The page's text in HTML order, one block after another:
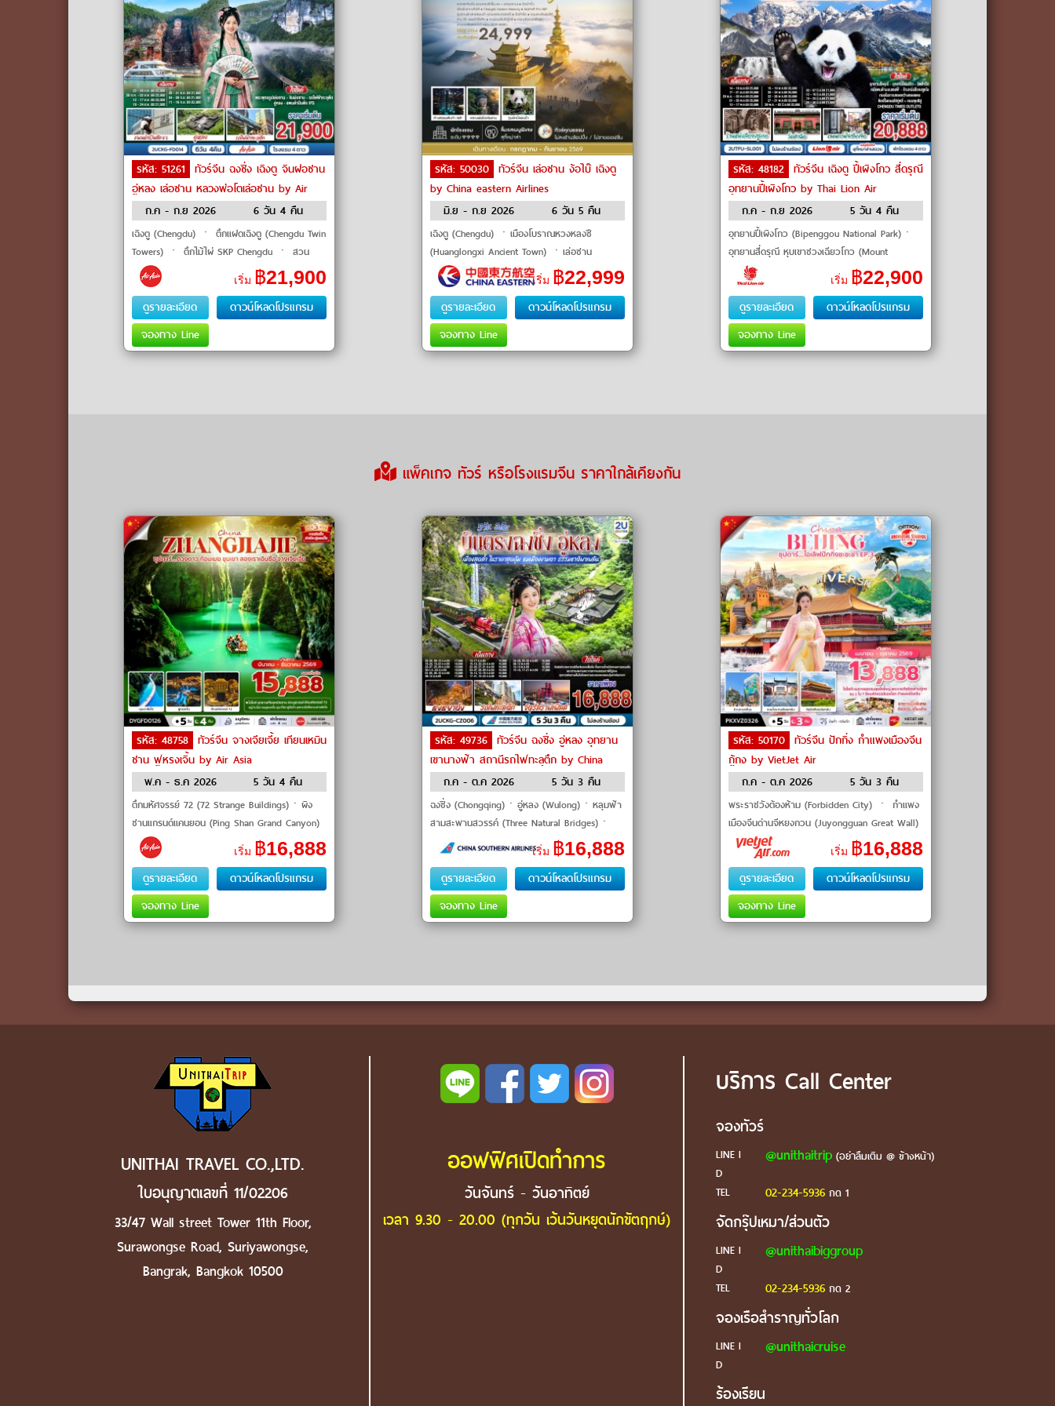
รหัส: 51261 ทัวร์จีน ฉงชิ่ง เฉิงตู จินฝอซาน
อู่หลง เล่อซาน หลวงพ่อโตเล่อซาน by Air
Asiaก.ค - ก.ย 2026 6 วัน 4 คืน
เฉิงตู (Chengdu) ㆍ ตึกแฝดเฉิงตู (Chengdu Twin
Towers) ㆍ ตึกไม้ไผ่ SKP Chengdu ㆍ สวน
MANHUA (Manhua Manor) ㆍ วัดต้าสือ (Daci
Temple) ㆍ ถนนคนเดินชุนชีลู่ (Chunxi Road) ㆍ
ตึ�
เริ่ม ฿21,900
ดูรายละเอียด
ดาวน์โหลดโปรแกรม
จองทาง Line
รหัส: 50030 ทัวร์จีน เล่อซาน ง้อไบ๊ เฉิงตู
by China eastern Airlines
มิ.ย - ก.ย 2026
6 วัน 5 คืน
เฉิงตู (Chengdu) ㆍเมืองโบราณหวงหลงซี
(Huanglongxi Ancient Town) ㆍเล่อซาน
(Leshan) ㆍหลวงพ่อโตเล่อซาน (Leshan Giant
Buddha) ㆍง้อไบ๊ (Emeishan) ㆍยอดเขาจินติ่ง (J
เริ่ม ฿22,999
ดูรายละเอียด
ดาวน์โหลดโปรแกรม
จองทาง Line
รหัส: 48182 ทัวร์จีน เฉิงตู ปี้เผิงโกว สี่ดรุณี
อุทยานปี้เผิงโกว by Thai Lion Air
ก.ค - ก.ย 2026
5 วัน 4 คืน
อุทยานปี้เผิงโกว (Bipenggou National Park)ㆍ
อุทยานสี่ดรุณี หุบเขาซวงเฉียวโกว (Mount
Siguniang – Shuangqiaogou)ㆍศูนย์อนุรักษ์หมี
แพนด้า (Chengdu Panda Base)ㆍ
เริ่ม ฿22,900
ดูรายละเอียด
ดาวน์โหลดโปรแกรม
จองทาง Line
แพ็คเกจ ทัวร์ หรือโรงแรมจีน ราคาใกล้เคียงกัน
รหัส: 48758 ทัวร์จีน จางเจียเจี้ย เทียนเหมิน
ชาน ฟูหรงเจิ้น by Air Asia
พ.ค - ธ.ค 2026
5 วัน 4 คืน
ตึกมหัศจรรย์ 72 (72 Strange Buildings)ㆍผิง
ซานแกรนด์แคนยอน (Ping Shan Grand Canyon)
ㆍหมู่บ้านโบราณฟูหรงเจิ้น (Furong Ancient
Town)ㆍยอดเขาเทียนเหมินชาน (
เริ่ม ฿16,888
ดูรายละเอียด
ดาวน์โหลดโปรแกรม
จองทาง Line
รหัส: 49736 ทัวร์จีน ฉงชิ่ง อู่หลง อุทยาน
เขานางฟ้า สถานีรถไฟทะลุตึก by China
southern Airlines
ก.ค - ต.ค 2026 5 วัน 3 คืน
ฉงชิ่ง (Chongqing)ㆍอู่หลง (Wulong)ㆍหลุมฟ้า
สามสะพานสวรรค์ (Three Natural Bridges)ㆍ
อุทยานเขานางฟ้า (Fairy Mountain)ㆍตึกขุยซิง
(Kuixing Building)ㆍสถานีรถไฟทะ
เริ่ม ฿16,888
ดูรายละเอียด
ดาวน์โหลดโปรแกรม
จองทาง Line
รหัส: 50170 ทัวร์จีน ปักกิ่ง กำแพงเมืองจีน
กู้กง by VietJet Air
ก.ค - ต.ค 2026
5 วัน 3 คืน
พระราชวังต้องห้าม (Forbidden City) ㆍ กำแพง
เมืองจีนด่านจีหยงกวน (Juyongguan Great Wall)
ㆍ จัตุรัสเทียนอันเหมิน (Tiananmen Square) ㆍ
ถนนหวังฝูจิ่ง
เริ่ม ฿16,888
ดูรายละเอียด
ดาวน์โหลดโปรแกรม
จองทาง Line
UNITHAI TRAVEL CO.,LTD.
ใบอนุญาตเลขที่ 11/02206
33/47 Wall street Tower 11th Floor,
Surawongse Road, Suriyawongse,
Bangrak, Bangkok 10500
ออฟฟิศเปิดทำการ
วันจันทร์ - วันอาทิตย์
เวลา 9.30 - 20.00 (ทุกวัน เว้นวันหยุดนักขัตฤกษ์)
บริการ Call Center
จองทัวร์
LINE I
D
@unithaitrip(อย่าลืมเติม @ ข้างหน้า)
TEL 02-234-5936กด 1
จัดกรุ๊ปเหมา/ส่วนตัว
LINE I
D
@unithaibiggroup
TEL 02-234-5936กด 2
จองเรือสำราญทั่วโลก
LINE I
D
@unithaicruise
ร้องเรียน